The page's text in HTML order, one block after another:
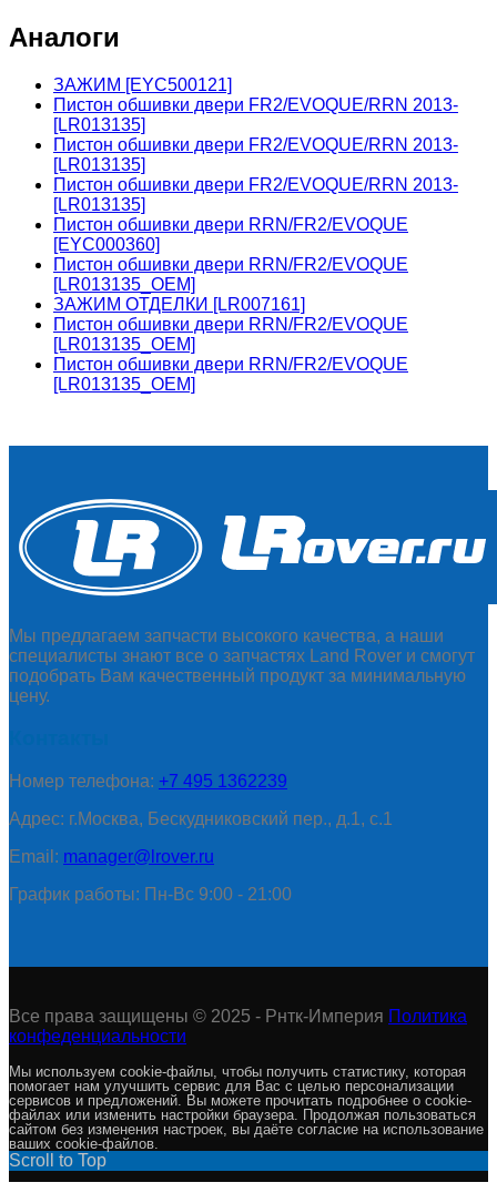
Аналоги
ЗАЖИМ [EYC500121]
Пистон обшивки двери FR2/EVOQUE/RRN 2013-
[LR013135]
Пистон обшивки двери FR2/EVOQUE/RRN 2013-
[LR013135]
Пистон обшивки двери FR2/EVOQUE/RRN 2013-
[LR013135]
Пистон обшивки двери RRN/FR2/EVOQUE
[EYC000360]
Пистон обшивки двери RRN/FR2/EVOQUE
[LR013135_OEM]
ЗАЖИМ ОТДЕЛКИ [LR007161]
Пистон обшивки двери RRN/FR2/EVOQUE
[LR013135_OEM]
Пистон обшивки двери RRN/FR2/EVOQUE
[LR013135_OEM]
Мы предлагаем запчасти высокого качества, а наши
специалисты знают все о запчастях Land Rover и смогут
подобрать Вам качественный продукт за минимальную
цену.
Номер телефона: +7 495 1362239
Адрес: г.Москва, Бескудниковский пер., д.1, с.1
Email: manager@lrover.ru
График работы: Пн-Вс 9:00 - 21:00
Все права защищены © 2025 - Рнтк-Империя Политика
конфеденциальности
Мы используем cookie-файлы, чтобы получить статистику, которая
помогает нам улучшить сервис для Вас с целью персонализации
сервисов и предложений. Вы можете прочитать подробнее о cookie-
файлах или изменить настройки браузера. Продолжая пользоваться
сайтом без изменения настроек, вы даёте согласие на использование
ваших cookie-файлов.
Scroll to Top